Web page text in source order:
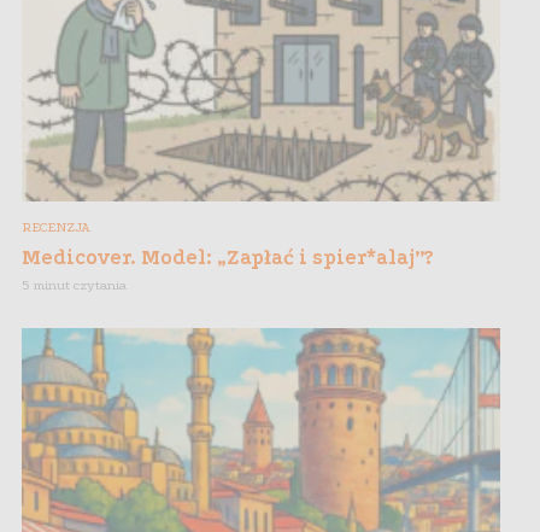
RECENZJA
Medicover. Model: „Zapłać i spier*alaj”?
5 minut czytania